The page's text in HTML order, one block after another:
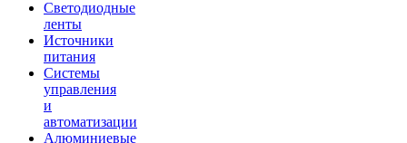
Светодиодные
ленты
Источники
питания
Системы
управления
и
автоматизации
Алюминиевые